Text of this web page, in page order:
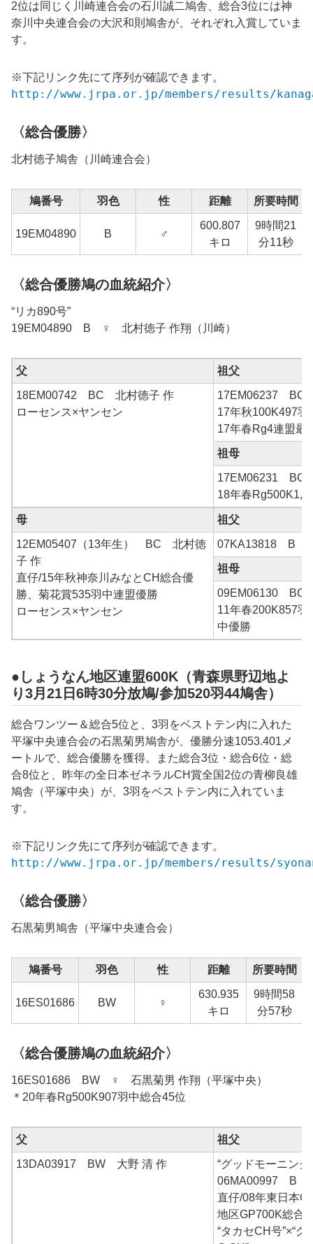
2位は同じく川崎連合会の石川誠二鳩舎、総合3位には神
奈川中央連合会の大沢和則鳩舎が、それぞれ入賞していま
す。
※下記リンク先にて序列が確認できます。
http://www.jrpa.or.jp/members/results/
〈総合優勝〉
北村徳子鳩舎（川崎連合会）
鳩番号 羽色 性 距離 所要時間
19EM04890 B ♂
600.807
キロ
9時間21
分11秒
〈総合優勝鳩の血統紹介〉
“リカ890号”
19EM04890 B ♀ 北村徳子 作翔（川崎）
父 祖父
18EM00742 BC 北村徳子 作
ローセンス×ヤンセン
17EM06237 BC
17年秋100K497羽
17年春Rg4連盟最
祖母
17EM06231 BC
18年春
母 祖父
12EM05407（13年生） BC 北村徳
子 作
直仔/15年秋神奈川みなとCH総合優
勝、菊花賞535羽中連盟優勝
ローセンス×ヤンセン
07KA13818 B
祖母
09EM06130 BC
11年春200K857
中優勝
●しょうなん地区連盟600K（青森県野辺地よ
り3月21日6時30分放鳩/参加520羽44鳩舎）
総合ワンツー＆総合5位と、3羽をベストテン内に入れた
平塚中央連合会の石黒菊男鳩舎が、優勝分速1053.401メ
ートルで、総合優勝を獲得。また総合3位・総合6位・総
合8位と、昨年の全日本ゼネラルCH賞全国2位の青柳良雄
鳩舎（平塚中央）が、3羽をベストテン内に入れていま
す。
※下記リンク先にて序列が確認できます。
http://www.jrpa.or.jp/members/results/
〈総合優勝〉
石黒菊男鳩舎（平塚中央連合会）
鳩番号 羽色 性 距離 所要時間
16ES01686 BW ♀
630.935
キロ
9時間58
分57秒
〈総合優勝鳩の血統紹介〉
16ES01686 BW ♀ 石黒菊男 作翔（平塚中央）
＊20年春Rg500K907羽中総合45位
父 祖父
13DA03917 BW 大野 清 作
“グッドモーニング
06MA00997 B
直仔/08年東日本
地区GP700K総合
“タカセCH号”×“